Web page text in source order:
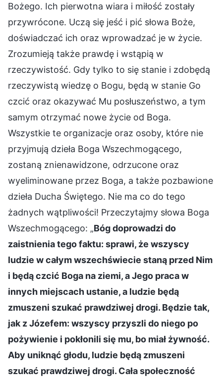
Bożego. Ich pierwotna wiara i miłość zostały
przywrócone. Uczą się jeść i pić słowa Boże,
doświadczać ich oraz wprowadzać je w życie.
Zrozumieją także prawdę i wstąpią w
rzeczywistość. Gdy tylko to się stanie i zdobędą
rzeczywistą wiedzę o Bogu, będą w stanie Go
czcić oraz okazywać Mu posłuszeństwo, a tym
samym otrzymać nowe życie od Boga.
Wszystkie te organizacje oraz osoby, które nie
przyjmują dzieła Boga Wszechmogącego,
zostaną znienawidzone, odrzucone oraz
wyeliminowane przez Boga, a także pozbawione
dzieła Ducha Świętego. Nie ma co do tego
żadnych wątpliwości! Przeczytajmy słowa Boga
Wszechmogącego: „Bóg doprowadzi do
zaistnienia tego faktu: sprawi, że wszyscy
ludzie w całym wszechświecie staną przed Nim
i będą czcić Boga na ziemi, a Jego praca w
innych miejscach ustanie, a ludzie będą
zmuszeni szukać prawdziwej drogi. Będzie tak,
jak z Józefem: wszyscy przyszli do niego po
pożywienie i pokłonili się mu, bo miał żywność.
Aby uniknąć głodu, ludzie będą zmuszeni
szukać prawdziwej drogi. Cała społeczność